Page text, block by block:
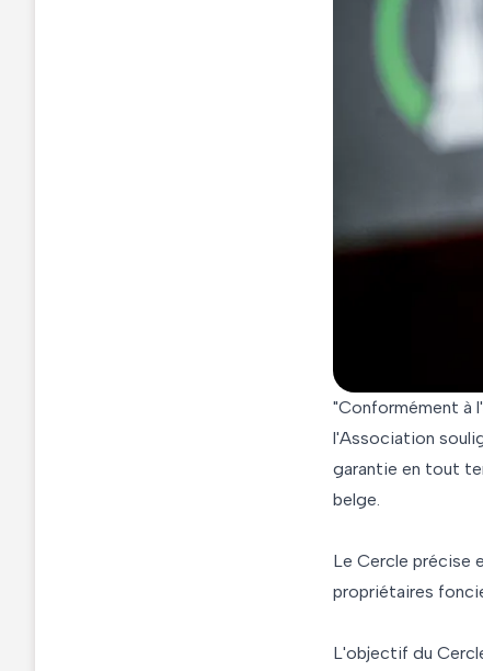
"Conformément à
l'Association
garantie en tout
belge.
Le Cercle précise
propriétaires
L'objectif du